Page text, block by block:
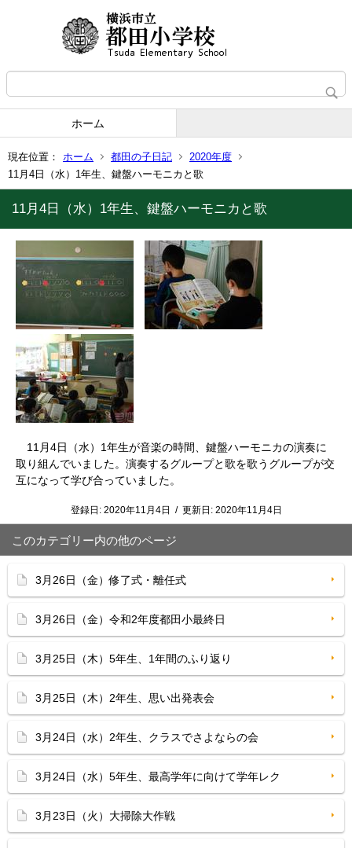
ホーム
現在位置： ホーム 都田の子日記
2020年度
11月4日（水）1年生、鍵盤ハーモニカと歌
11月4日（水）1年生、鍵盤ハーモニカと歌
11月4日（水）1年生が音楽の時間、鍵盤ハーモニカの演奏に
取り組んでいました。演奏するグループと歌を歌うグループが交
互になって学び合っていました。
登録日: 2020年11月4日 / 更新日: 2020年11月4日
このカテゴリー内の他のページ
3月26日（金）修了式・離任式
3月26日（金）令和2年度都田小最終日
3月25日（木）5年生、1年間のふり返り
3月25日（木）2年生、思い出発表会
3月24日（水）2年生、クラスでさよならの会
3月24日（水）5年生、最高学年に向けて学年レク
3月23日（火）大掃除大作戦